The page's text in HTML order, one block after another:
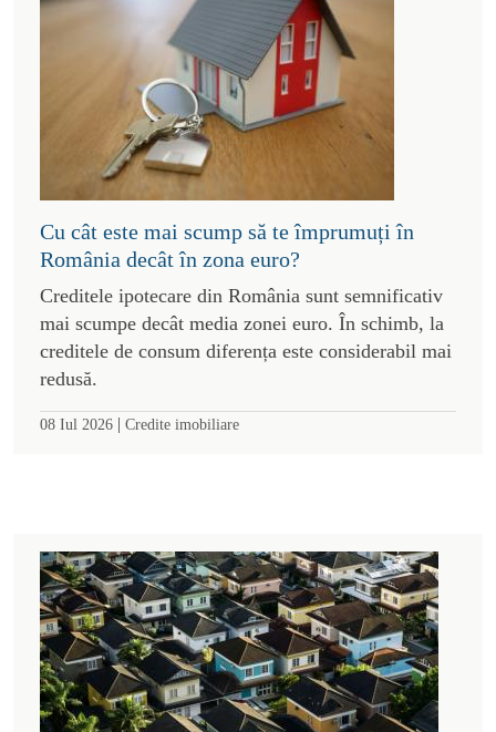
Cu cât este mai scump să te împrumuți în
România decât în zona euro?
Creditele ipotecare din România sunt semnificativ
mai scumpe decât media zonei euro. În schimb, la
creditele de consum diferența este considerabil mai
redusă.
08 Iul 2026 | Credite imobiliare